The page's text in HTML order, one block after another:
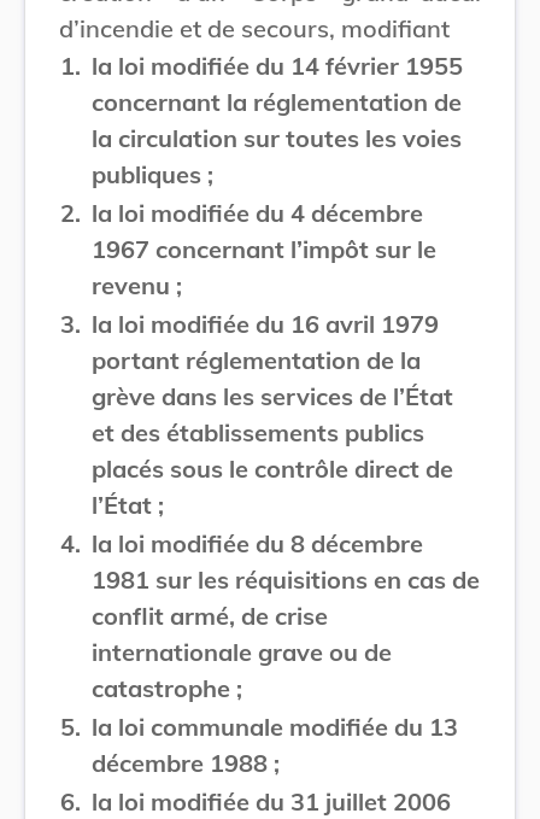
d’incendie et de secours, modifiant
1. la loi modifiée du 14 février 1955
concernant la réglementation de
la circulation sur toutes les voies
publiques ;
2. la loi modifiée du 4 décembre
1967 concernant l’impôt sur le
revenu ;
3. la loi modifiée du 16 avril 1979
portant réglementation de la
grève dans les services de l’État
et des établissements publics
placés sous le contrôle direct de
l’État ;
4. la loi modifiée du 8 décembre
1981 sur les réquisitions en cas de
conflit armé, de crise
internationale grave ou de
catastrophe ;
5. la loi communale modifiée du 13
décembre 1988 ;
6. la loi modifiée du 31 juillet 2006